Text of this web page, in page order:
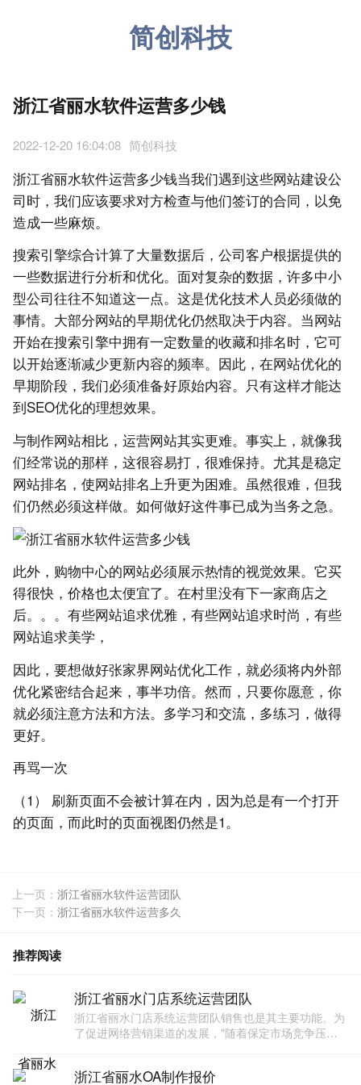
简创科技
浙江省丽水软件运营多少钱
2022-12-20 16:04:08 简创科技
浙江省丽水软件运营多少钱当我们遇到这些网站建设公
司时，我们应该要求对方检查与他们签订的合同，以免
造成一些麻烦。
搜索引擎综合计算了大量数据后，公司客户根据提供的
一些数据进行分析和优化。面对复杂的数据，许多中小
型公司往往不知道这一点。这是优化技术人员必须做的
事情。大部分网站的早期优化仍然取决于内容。当网站
开始在搜索引擎中拥有一定数量的收藏和排名时，它可
以开始逐渐减少更新内容的频率。因此，在网站优化的
早期阶段，我们必须准备好原始内容。只有这样才能达
到SEO优化的理想效果。
与制作网站相比，运营网站其实更难。事实上，就像我
们经常说的那样，这很容易打，很难保持。尤其是稳定
网站排名，使网站排名上升更为困难。虽然很难，但我
们仍然必须这样做。如何做好这件事已成为当务之急。
此外，购物中心的网站必须展示热情的视觉效果。它买
得很快，价格也太便宜了。在村里没有下一家商店之
后。。。有些网站追求优雅，有些网站追求时尚，有些
网站追求美学，
因此，要想做好张家界网站优化工作，就必须将内外部
优化紧密结合起来，事半功倍。然而，只要你愿意，你
就必须注意方法和方法。多学习和交流，多练习，做得
更好。
再骂一次
（1） 刷新页面不会被计算在内，因为总是有一个打开
的页面，而此时的页面视图仍然是1。
上一页： 浙江省丽水软件运营团队
下一页： 浙江省丽水软件运营多久
推荐阅读
浙江省丽水门店系统运营团队
浙江省丽水门店系统运营团队销售也是其主要功能。为
了促进网络营销渠道的发展，"随着保定市场竞争压力
司不仅将
浙江省丽水OA制作报价